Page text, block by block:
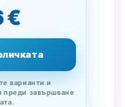
€
варианти и
преди завършване